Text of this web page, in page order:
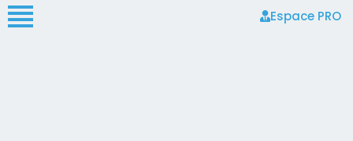
Espace PRO